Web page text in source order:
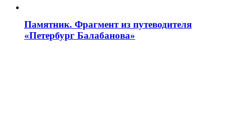
Памятник. Фрагмент из путеводителя
«Петербург Балабанова»